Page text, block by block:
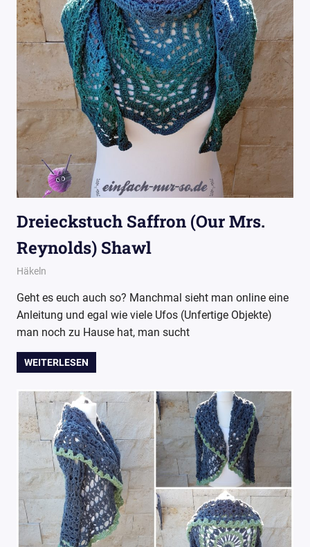
Dreieckstuch Saffron (Our Mrs.
Reynolds) Shawl
1. Juli 2017
Wollpoesie
Häkeln
Geht es euch auch so? Manchmal sieht man online eine
Anleitung und egal wie viele Ufos (Unfertige Objekte)
man noch zu Hause hat, man sucht
WEITERLESEN